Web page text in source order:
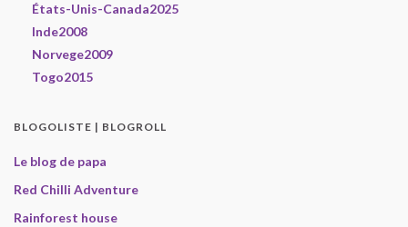
États-Unis-Canada2025
Inde2008
Norvege2009
Togo2015
BLOGOLISTE | BLOGROLL
Le blog de papa
Red Chilli Adventure
Rainforest house